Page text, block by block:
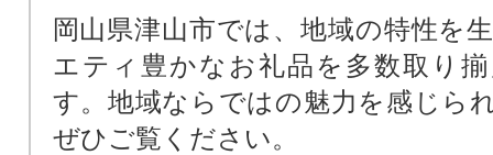
岡山県津山市では、地域の特性を
エティ豊かなお礼品を多数取り
す。地域ならではの魅力を感じら
ぜひご覧ください。